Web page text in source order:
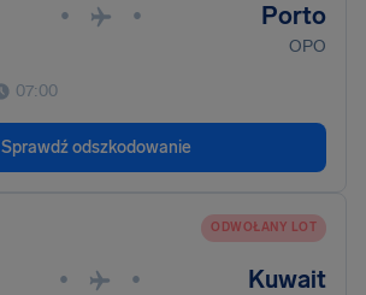
• • Porto
OPO
07:00
Sprawdź odszkodowanie
ODWOŁANY LOT
• • Kuwait